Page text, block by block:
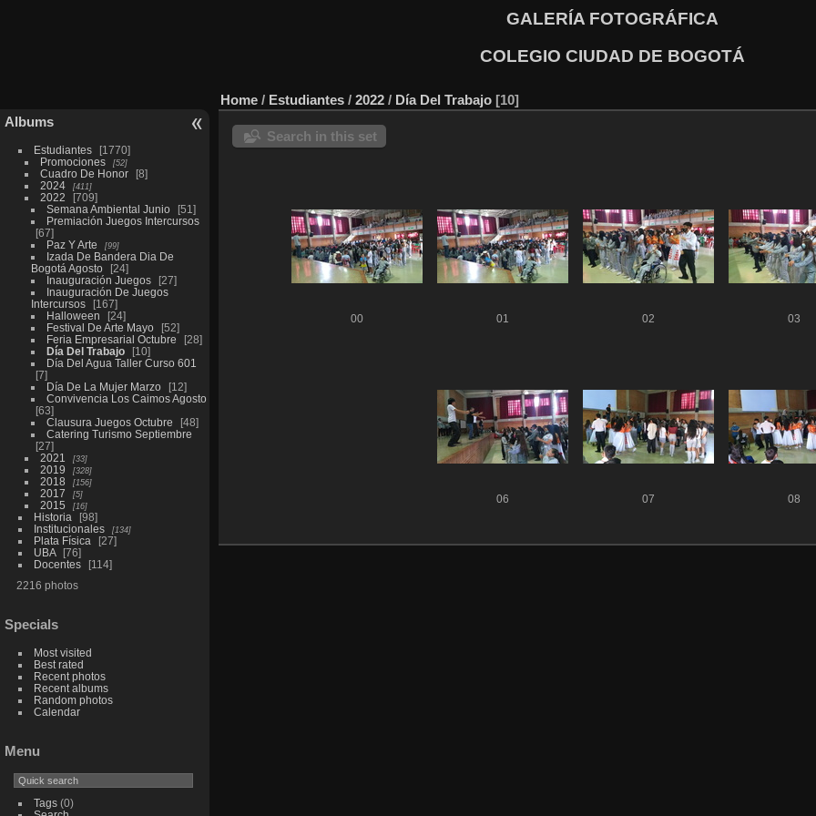
GALERÍA FOTOGRÁFICA
COLEGIO CIUDAD DE BOGOTÁ
Albums
Estudiantes
1770
Promociones
52
Cuadro De Honor
8
2024
411
2022
709
Semana Ambiental Junio
51
Premiación Juegos Intercursos
67
Paz Y Arte
99
Izada De Bandera Dia De
Bogotá Agosto
24
Inauguración Juegos
27
Inauguración De Juegos
Intercursos
167
Halloween
24
Festival De Arte Mayo
52
Feria Empresarial Octubre
28
Día Del Trabajo
10
Día Del Agua Taller Curso 601
7
Día De La Mujer Marzo
12
Convivencia Los Caimos Agosto
63
Clausura Juegos Octubre
48
Catering Turismo Septiembre
27
2021
33
2019 328
2018 156
2017 5
2015 16
Historia
98
Institucionales
134
Plata Física
27
UBA
76
Docentes
114
2216 photos
Specials
Most visited
Best rated
Recent photos
Recent albums
Random photos
Calendar
Menu
Tags(0)
Home / Estudiantes / 2022 / Día Del Trabajo 10
Search in this set
00 01 02 03
06 07 08